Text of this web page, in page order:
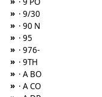
» · 9/30
» · 90 N
» · 95
» · 976-
» · 9TH
» · A BO
» · A CO